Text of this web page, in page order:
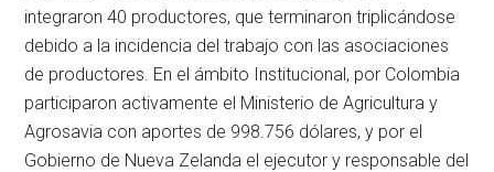
integraron 40 productores, que terminaron triplicándose
debido a la incidencia del trabajo con las asociaciones
de productores. En el ámbito Institucional, por Colombia
participaron activamente el Ministerio de Agricultura y
Agrosavia con aportes de 998.756 dólares, y por el
Gobierno de Nueva Zelanda el ejecutor y responsable del